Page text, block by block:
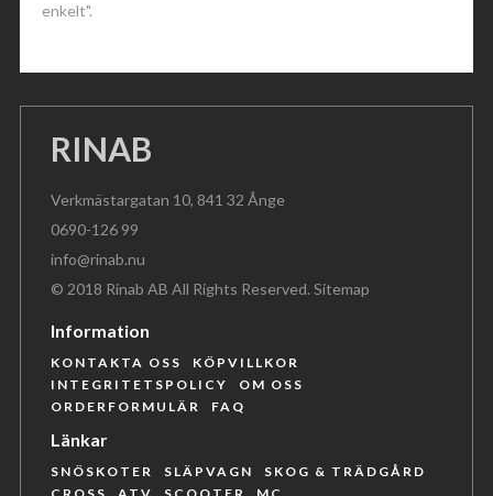
enkelt".
RINAB
Verkmästargatan 10, 841 32 Ånge
0690-126 99
info@rinab.nu
© 2018 Rinab AB All Rights Reserved.Sitemap
Information
KONTAKTA OSS
KÖPVILLKOR
INTEGRITETSPOLICY
OM OSS
ORDERFORMULÄR
FAQ
Länkar
SNÖSKOTER SLÄPVAGN
SKOG & TRÄDGÅRD